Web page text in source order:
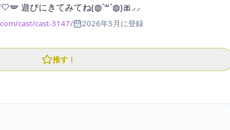
遊びにきてみてね‎(◍´꒳`◍)🎀⸝⸝
cast/cast-3147/ 2026年5月 に登録
推す！